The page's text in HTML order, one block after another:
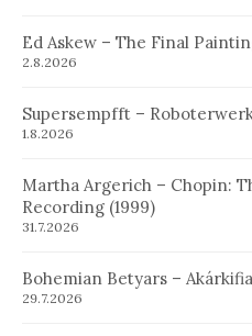
Ed Askew – The Final
2.8.2026
Supersempfft –
1.8.2026
Martha Argerich – Chopin:
Recording (1999)
31.7.2026
Bohemian Betyars –
29.7.2026